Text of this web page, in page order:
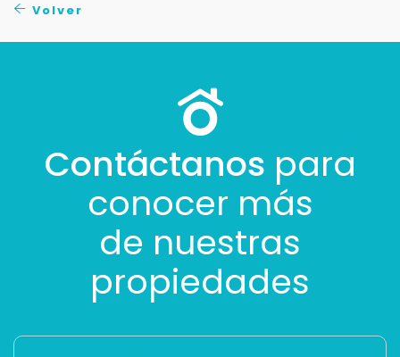
Volver
Contáctanos para
conocer más
de nuestras
propiedades